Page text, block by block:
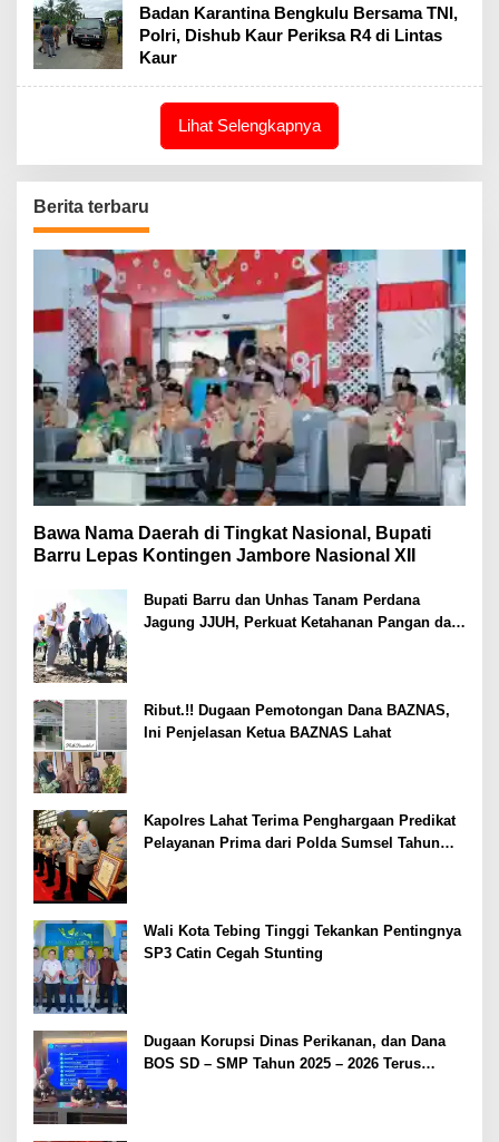
Badan Karantina Bengkulu Bersama TNI,
Polri, Dishub Kaur Periksa R4 di Lintas
Kaur
Lihat Selengkapnya
Berita terbaru
Bawa Nama Daerah di Tingkat Nasional, Bupati
Barru Lepas Kontingen Jambore Nasional XII
Bupati Barru dan Unhas Tanam Perdana
Jagung JJUH, Perkuat Ketahanan Pangan dan
Ribut.!! Dugaan Pemotongan Dana BAZNAS,
Ini Penjelasan Ketua BAZNAS Lahat
Kapolres Lahat Terima Penghargaan Predikat
Pelayanan Prima dari Polda Sumsel Tahun
Wali Kota Tebing Tinggi Tekankan Pentingnya
SP3 Catin Cegah Stunting
Dugaan Korupsi Dinas Perikanan, dan Dana
BOS SD – SMP Tahun 2025 – 2026 Terus